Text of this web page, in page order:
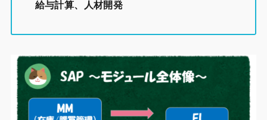
給与計算、人材開発